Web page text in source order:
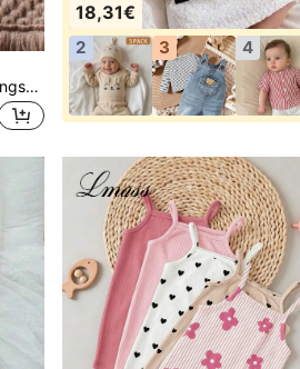
SHEIN Baby Name Ankündigungsschild für Krankenhaus "Hallo Welt" Neugeborenen Schild Babyparty Geschenk Holzscheiben Meilenstein Karte Foto Requisit
18,31€
2 3 4